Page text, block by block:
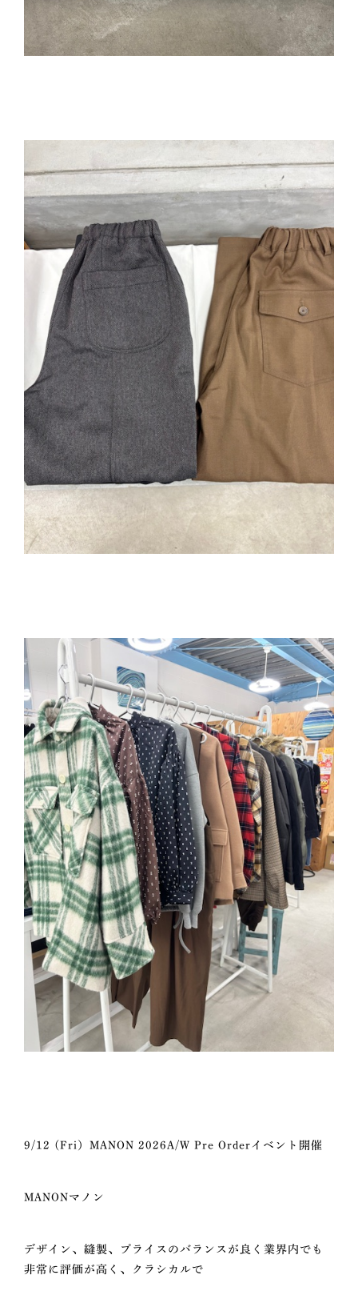
9/12 (Fri）MANON 2026A/W Pre Orderイベント開催
MANONマノン
デザイン、縫製、プライスのバランスが良く業界内でも
非常に評価が高く、クラシカルで